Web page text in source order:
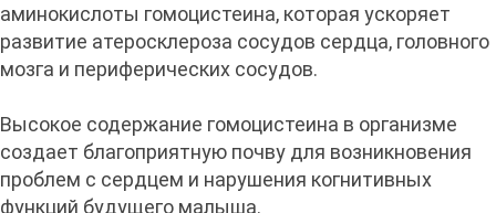
аминокислоты гомоцистеина, которая ускоряет
развитие атеросклероза сосудов сердца, головного
мозга и периферических сосудов.
Высокое содержание гомоцистеина в организме
создает благоприятную почву для возникновения
проблем с сердцем и нарушения когнитивных
функций будущего малыша.